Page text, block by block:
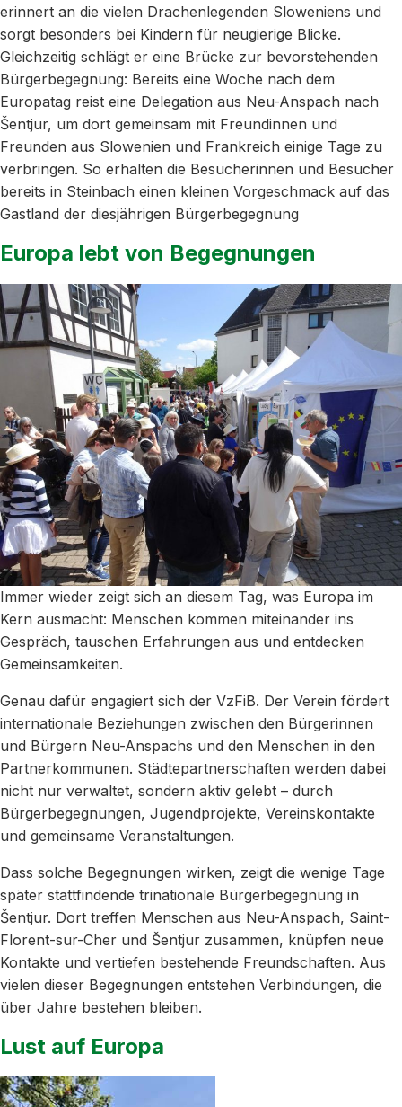
erinnert an die vielen Drachenlegenden Sloweniens und
sorgt besonders bei Kindern für neugierige Blicke.
Gleichzeitig schlägt er eine Brücke zur bevorstehenden
Bürgerbegegnung: Bereits eine Woche nach dem
Europatag reist eine Delegation aus Neu-Anspach nach
Šentjur, um dort gemeinsam mit Freundinnen und
Freunden aus Slowenien und Frankreich einige Tage zu
verbringen. So erhalten die Besucherinnen und Besucher
bereits in Steinbach einen kleinen Vorgeschmack auf das
Gastland der diesjährigen Bürgerbegegnung
Europa lebt von Begegnungen
Immer wieder zeigt sich an diesem Tag, was Europa im
Kern ausmacht: Menschen kommen miteinander ins
Gespräch, tauschen Erfahrungen aus und entdecken
Gemeinsamkeiten.
Genau dafür engagiert sich der VzFiB. Der Verein fördert
internationale Beziehungen zwischen den Bürgerinnen
und Bürgern Neu-Anspachs und den Menschen in den
Partnerkommunen. Städtepartnerschaften werden dabei
nicht nur verwaltet, sondern aktiv gelebt – durch
Bürgerbegegnungen, Jugendprojekte, Vereinskontakte
und gemeinsame Veranstaltungen.
Dass solche Begegnungen wirken, zeigt die wenige Tage
später stattfindende trinationale Bürgerbegegnung in
Šentjur. Dort treffen Menschen aus Neu-Anspach, Saint-
Florent-sur-Cher und Šentjur zusammen, knüpfen neue
Kontakte und vertiefen bestehende Freundschaften. Aus
vielen dieser Begegnungen entstehen Verbindungen, die
über Jahre bestehen bleiben.
Lust auf Europa